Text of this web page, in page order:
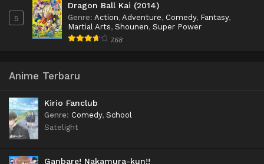
5
Dragon Ball Kai (2014)
Genre: Action, Adventure, Comedy, Fantasy,
Martial Arts, Shounen, Super Power
7.68
Anime Terbaru
Kirio Fanclub
Genre: Comedy, School
Satelight
Ganbare! Nakamura-kun!!